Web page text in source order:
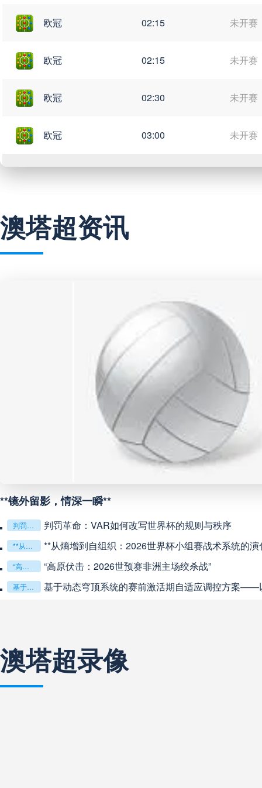
欧冠 02:15 未开赛
欧冠 02:15 未开赛
欧冠 02:30 未开赛
欧冠 03:00 未开赛
中超
未开赛
19:00 未开赛
19:00 未开赛
19:00
中超 19:35 未开赛
中超 19:35
澳塔超资讯
**镜外留影，情深一瞬**
判罚革命：VAR如何改写世界杯的规则与秩序 判罚革命：VAR如何改写世界杯的规则与秩序
**从熵增到自组织：2026世界杯小组赛战术系统的演化密码** **从熵增到自组织：2026世界杯小组赛战术系统的演
“高原伏击：2026世预赛非洲主场绞杀战” “高原伏击：2026世预赛非洲主场绞杀战”
基于动态穹顶系统的赛前激活期自适应调控方案——以温哥华BC Place为案例 基于动态穹顶系统的赛前激活期自适应调控方案——以温哥
澳塔超录像